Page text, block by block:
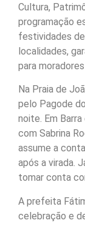
Cultura,
programação
festividades
localidades,
para
Na Praia de
pelo Pagode
noite. Em
com Sabrina
assume a
após a virada.
tomar conta
A prefeita
celebração e